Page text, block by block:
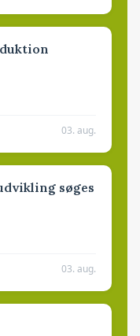
03. aug.
søges
03. aug.